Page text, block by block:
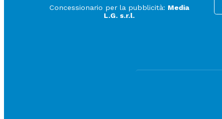
Concessionario per la pubblicità: Media
L.G. s.r.l.